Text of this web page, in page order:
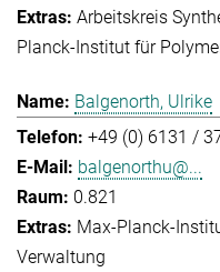
Arbeitskreis
Planck-Institut für
Balgenorth, Ulrike
+49 (0) 6131 /
balgenorthu@...
0.821
Max-Planck-
Verwaltung